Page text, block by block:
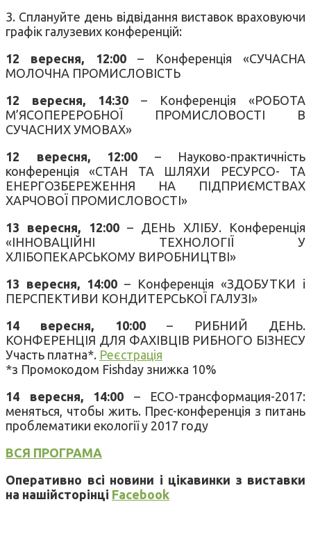
3. Сплануйте день відвідання виставок враховуючи
графік галузевих конференцій:
12 вересня,
12:00– Конференція «СУЧАСНА
МОЛОЧНА ПРОМИСЛОВІСТЬ
12 вересня, 14:30 – Конференція «РОБОТА
М’ЯСОПЕРЕРОБНОЇ ПРОМИСЛОВОСТІ В
СУЧАСНИХ УМОВАХ»
12 вересня, 12:00 – Науково-практичність
конференція «СТАН ТА ШЛЯХИ РЕСУРСО- ТА
ЕНЕРГОЗБЕРЕЖЕННЯ НА ПІДПРИЄМСТВАХ
ХАРЧОВОЇ ПРОМИСЛОВОСТІ»
13 вересня, 12:00– ДЕНЬ ХЛІБУ. Конференція
«ІННОВАЦІЙНІ ТЕХНОЛОГІЇ У
ХЛІБОПЕКАРСЬКОМУ ВИРОБНИЦТВІ»
13 вересня, 14:00 – Конференція «ЗДОБУТКИ і
ПЕРСПЕКТИВИ КОНДИТЕРСЬКОЇ ГАЛУЗІ»
14 вересня, 10:00– РИБНИЙ ДЕНЬ.
КОНФЕРЕНЦІЯ ДЛЯ ФАХІВЦІВ РИБНОГО БІЗНЕСУ
Участь платна*. Реєстрація
*з Промокодом Fishday знижка 10%
14 вересня, 14:00 – ECO-трансформация-2017:
меняться, чтобы жить. Прес-конференція з питань
проблематики екології у 2017 году
ВСЯ ПРОГРАМА
Оперативно всі новини і цікавинки з виставки
на нашійсторінці Facebook